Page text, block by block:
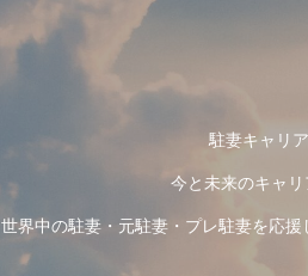
駐妻キャリ
今と未来のキャリ
世界中の駐妻・元駐妻・プレ駐妻を応